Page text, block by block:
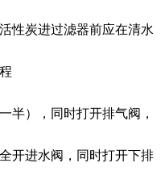
性炭进过滤器前应在清水
半），同时打开排气阀，
开进水阀，同时打开下排